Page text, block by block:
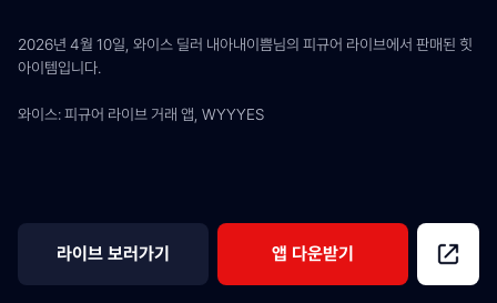
2026년 4월 10일, 와이스 딜러 내아내이쁨님의 피규어 라이브에서 판매된 힛
아이템입니다.
와이스: 피규어 라이브 거래 앱, WYYYES
라이브 보러가기 앱 다운받기